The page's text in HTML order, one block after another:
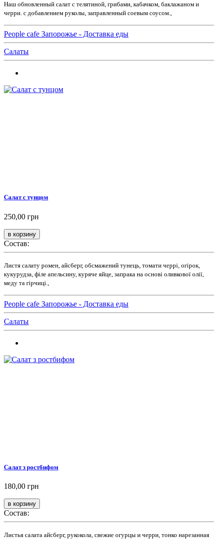
Наш обновленный салат с телятиной, грибами, кабачком, баклажаном и
черри. с добавлением руколы, заправленный соевым соусом.,
People cafe Запорожье - Доставка еды
Салаты
Салат с тунцом
250,00 грн
Состав:
Листя салату ромен, айсберг, обсмажений тунець, томати черрі, огірок,
кукурудза, філе апельсину, куряче яйце, запрака на основі оливкової олії,
меду та гірчиці.,
People cafe Запорожье - Доставка еды
Салаты
Салат з ростбифом
180,00 грн
Состав:
Листья салата айсберг, рукокола, свежие огурцы и черри, тонко нарезанная